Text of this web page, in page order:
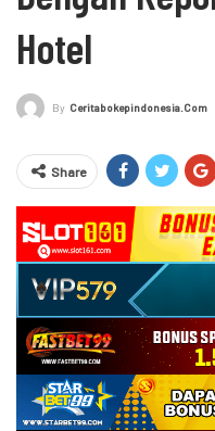
Hotel
By Ceritabokepindonesia.com
Share